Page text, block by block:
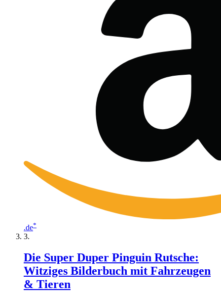
.de*
Die Super Duper Pinguin Rutsche:
Witziges Bilderbuch mit Fahrzeugen
& Tieren